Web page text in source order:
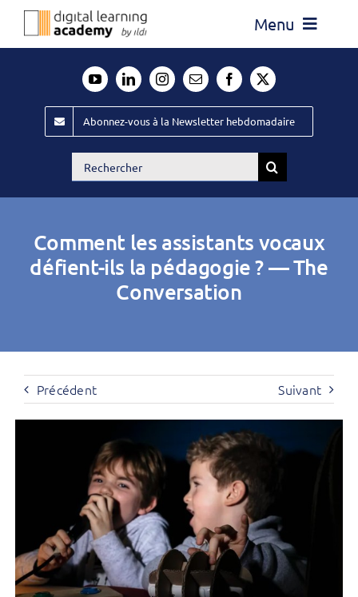
Passer
Menu
Évènements ILDI
Offres d’emploi
Publiez
Abonnez-vous à la Newsletter hebdomadaire
Rechercher:
Comment les assistants vocaux
défient-ils la pédagogie ? — The
Conversation
Précédent Suivant